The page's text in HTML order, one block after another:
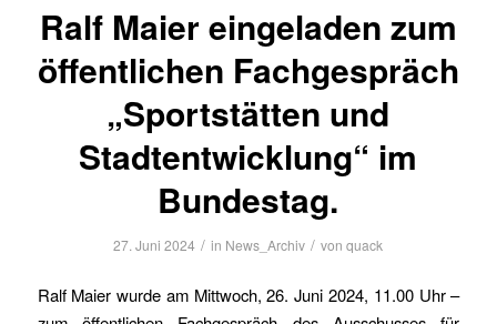
Ralf Maier eingeladen zum
öffentlichen Fachgespräch
„Sportstätten und
Stadtentwicklung“ im
Bundestag.
27. Juni 2024 / in News_Archiv / vonquack
Ralf Maier wurde am Mittwoch, 26. Juni 2024, 11.00 Uhr –